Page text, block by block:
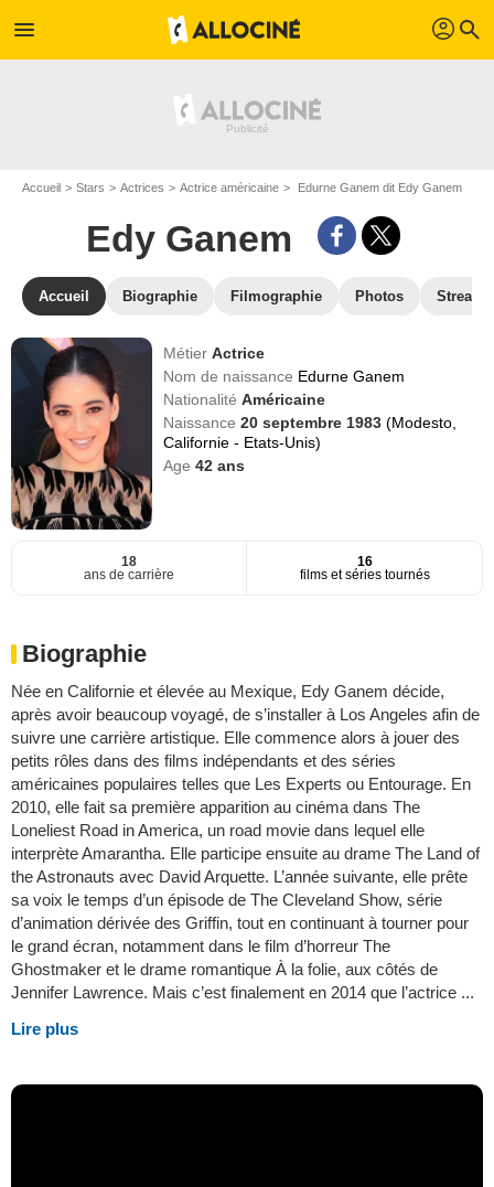
menu profil search
Accueil Stars Actrices Actrice américaine Edurne Ganem dit Edy Ganem
Edy Ganem
Accueil Biographie Filmographie Photos
MétierActrice
Nom de naissance Edurne Ganem
NationalitéAméricaine
Naissance20 septembre 1983(Modesto,
Californie - Etats-Unis)
Age42 ans
18
ans de carrière
16
films et séries tournés
Biographie
Née en Californie et élevée au Mexique, Edy Ganem décide,
après avoir beaucoup voyagé, de s’installer à Los Angeles afin de
suivre une carrière artistique. Elle commence alors à jouer des
petits rôles dans des films indépendants et des séries
américaines populaires telles que Les Experts ou Entourage. En
2010, elle fait sa première apparition au cinéma dans The
Loneliest Road in America, un road movie dans lequel elle
interprète Amarantha. Elle participe ensuite au drame The Land of
the Astronauts avec David Arquette. L’année suivante, elle prête
sa voix le temps d’un épisode de The Cleveland Show, série
d’animation dérivée des Griffin, tout en continuant à tourner pour
le grand écran, notamment dans le film d’horreur The
Ghostmaker et le drame romantique À la folie, aux côtés de
Jennifer Lawrence. Mais c’est finalement en 2014 que l’actrice ...
Lire plus